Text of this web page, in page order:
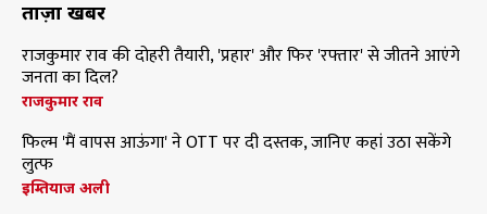
ताज़ा खबरें
राजकुमार राव की दोहरी तैयारी, 'प्रहार' और फिर 'रफ्तार' से जीतने आएंगे
जनता का दिल?
राजकुमार राव
फिल्म 'मैं वापस आऊंगा' ने OTT पर दी दस्तक, जानिए कहां उठा सकेंगे
लुत्फ
इम्तियाज अली